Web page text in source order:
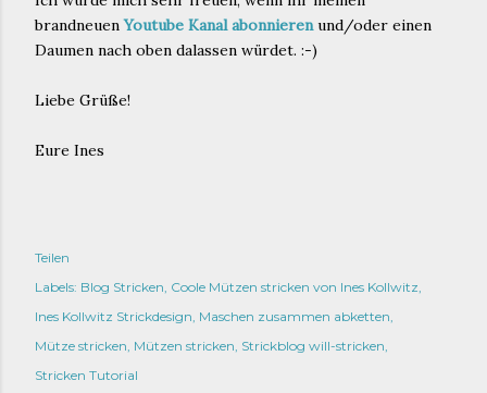
brandneuenYoutube Kanal abonnieren und/oder einen
Daumen nach oben dalassen würdet. :-)
Liebe Grüße!
Eure Ines
Teilen
Labels: Blog Stricken Coole Mützen stricken von Ines Kollwitz
Ines Kollwitz Strickdesign Maschen zusammen abketten
Mütze stricken Mützen stricken Strickblog will-stricken
Stricken Tutorial